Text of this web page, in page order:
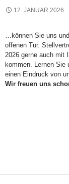
12. JANUAR 2026
…können Sie uns
offenen Tür.
2026 gerne auch mit
kommen. Lernen Sie
einen Eindruck von
Wir freuen uns